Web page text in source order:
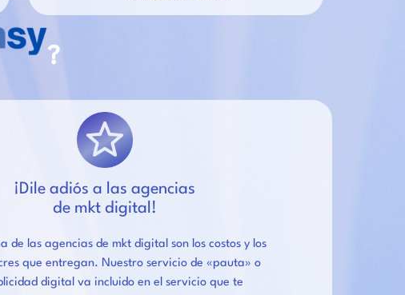
– ?
¡Dile adiós a las agencias
de mkt digital!
de las agencias de mkt digital son los costos y los
que entregan. Nuestro servicio de «pauta» o
digital va incluido en el servicio que te